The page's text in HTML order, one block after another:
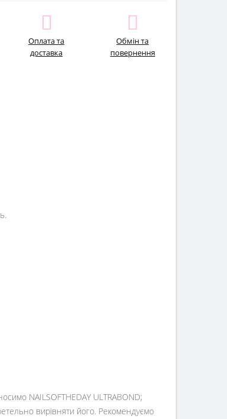
Оплата та
доставка
Обмін та
повернення
NAILSOFTHEDAY ULTRABOND;
вирівняти його. Рекомендуємо